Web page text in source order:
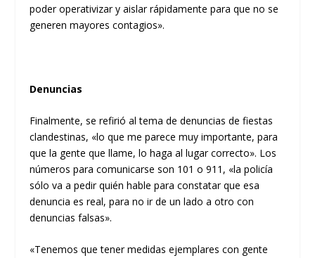
poder operativizar y aislar rápidamente para que no se
generen mayores contagios».
Denuncias
Finalmente, se refirió al tema de denuncias de fiestas
clandestinas, «lo que me parece muy importante, para
que la gente que llame, lo haga al lugar correcto». Los
números para comunicarse son 101 o 911, «la policía
sólo va a pedir quién hable para constatar que esa
denuncia es real, para no ir de un lado a otro con
denuncias falsas».
«Tenemos que tener medidas ejemplares con gente